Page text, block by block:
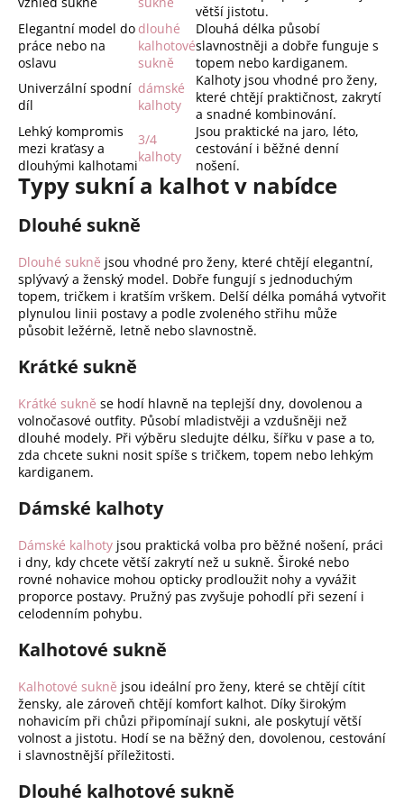
větší jistotu.
Elegantní model do
práce nebo na
oslavu
dlouhé
kalhotové
sukně
Dlouhá délka působí
slavnostněji a dobře funguje s
topem nebo kardiganem.
Univerzální spodní
díl
dámské
kalhoty
Kalhoty jsou vhodné pro ženy,
které chtějí praktičnost, zakrytí
a snadné kombinování.
Lehký kompromis
mezi kraťasy a
dlouhými kalhotami
3/4
kalhoty
Jsou praktické na jaro, léto,
cestování i běžné denní
nošení.
Typy sukní a kalhot v nabídce
Dlouhé sukně
Dlouhé sukně jsou vhodné pro ženy, které chtějí elegantní,
splývavý a ženský model. Dobře fungují s jednoduchým
topem, tričkem i kratším vrškem. Delší délka pomáhá vytvořit
plynulou linii postavy a podle zvoleného střihu může
působit ležérně, letně nebo slavnostně.
Krátké sukně
Krátké sukně se hodí hlavně na teplejší dny, dovolenou a
volnočasové outfity. Působí mladistvěji a vzdušněji než
dlouhé modely. Při výběru sledujte délku, šířku v pase a to,
zda chcete sukni nosit spíše s tričkem, topem nebo lehkým
kardiganem.
Dámské kalhoty
Dámské kalhoty jsou praktická volba pro běžné nošení, práci
i dny, kdy chcete větší zakrytí než u sukně. Široké nebo
rovné nohavice mohou opticky prodloužit nohy a vyvážit
proporce postavy. Pružný pas zvyšuje pohodlí při sezení i
celodenním pohybu.
Kalhotové sukně
Kalhotové sukně jsou ideální pro ženy, které se chtějí cítit
žensky, ale zároveň chtějí komfort kalhot. Díky širokým
nohavicím při chůzi připomínají sukni, ale poskytují větší
volnost a jistotu. Hodí se na běžný den, dovolenou, cestování
i slavnostnější příležitosti.
Dlouhé kalhotové sukně